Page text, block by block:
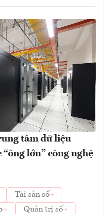
tâm dữ liệu
lớn” công nghệ
Tài sản số
Quản trị số